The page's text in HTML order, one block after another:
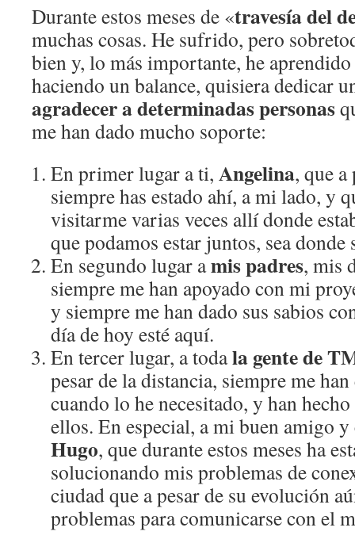
Durante estos meses de «travesía del
muchas cosas. He sufrido, pero
bien y, lo más importante, he
haciendo un balance, quisiera dedicar
agradecer a determinadas personas
me han dado mucho soporte:
En primer lugar a ti, Angelina, que a
siempre has estado ahí, a mi lado, y
visitarme varias veces allí donde
que podamos estar juntos, sea
En segundo lugar amis padres, mis
siempre me han apoyado con mi
y siempre me han dado sus sabios
día de hoy esté aquí.
En tercer lugar, a todala gente de
pesar de la distancia, siempre me
cuando lo he necesitado, y han
ellos. En especial, a mi buen amigo y
Hugo, que durante estos meses ha
solucionando mis problemas de
ciudad que a pesar de su evolución
problemas para comunicarse con el